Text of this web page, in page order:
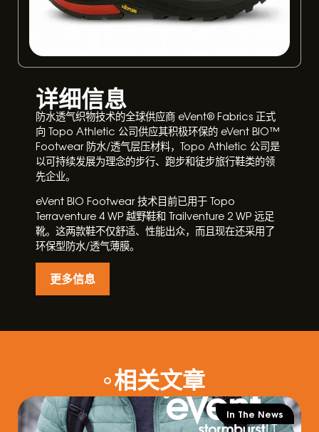
详细信息
防水透气织物技术的全球供应商 eVent®️ Fabrics 正式
向 Topo Athletic 公司供应其积极环保的 eVent BIO™
Footwear 防水/透气层压材料，Topo Athletic 公司是
以可持续发展为理念的步行、跑步和徒步旅行鞋类的领
先企业。
eVent BIO Footwear 技术目前已用于 Topo
Terraventure 4 WP 越野鞋和 Trailventure 2 WP 远足
靴。这两款鞋不仅舒适、性能出众，而且现在还采用了
环保型防水/透气薄膜。
更多信息
相关文章
In The News